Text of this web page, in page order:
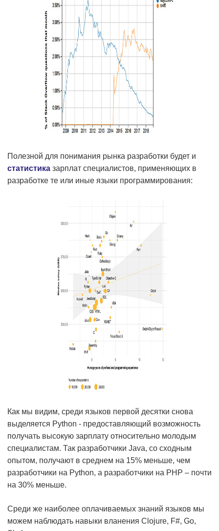
Полезной для понимания рынка разработки будет и
статистика зарплат специалистов, применяющих в
разработке те или иные языки программирования:
Как мы видим, среди языков первой десятки снова
выделяется Python - предоставляющий возможность
получать высокую зарплату относительно молодым
специалистам. Так разработчики Java, со сходным
опытом, получают в среднем на 15% меньше, чем
разработчики на Python, а разработчики на PHP – почти
на 30% меньше.
Среди же наиболее оплачиваемых знаний языков мы
можем наблюдать навыки вланения Clojure, F#, Go,